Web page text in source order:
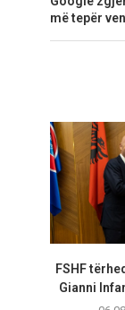
më tepër
FSHF
Gianni